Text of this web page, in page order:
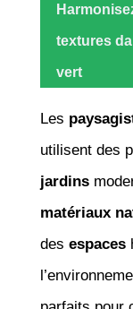
textures
vert
Les
utilisent des
jardins
matériaux
des espaces